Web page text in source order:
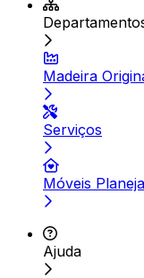
Madeira
Serviços
Móveis
Ajuda